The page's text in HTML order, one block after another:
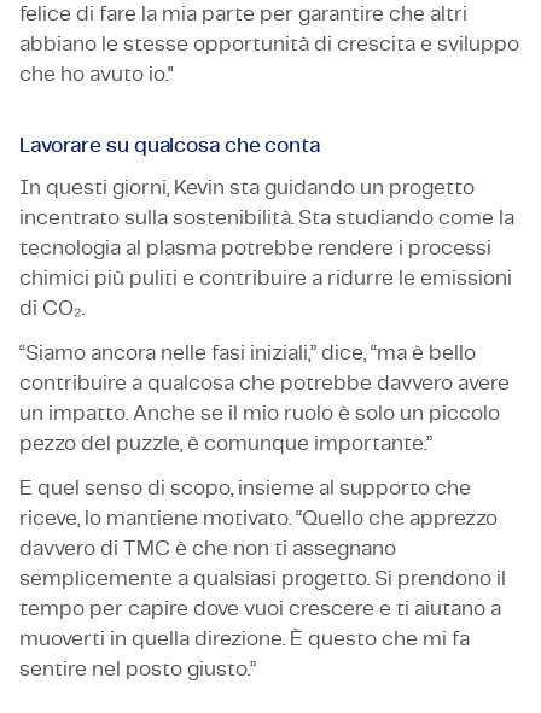
felice di fare la mia parte per garantire che altri
abbiano le stesse opportunità di crescita e sviluppo
che ho avuto io."
Lavorare su qualcosa che conta
In questi giorni, Kevin sta guidando un progetto
incentrato sulla sostenibilità. Sta studiando come la
tecnologia al plasma potrebbe rendere i processi
chimici più puliti e contribuire a ridurre le emissioni
di CO₂.
“Siamo ancora nelle fasi iniziali,” dice, “ma è bello
contribuire a qualcosa che potrebbe davvero avere
un impatto. Anche se il mio ruolo è solo un piccolo
pezzo del puzzle, è comunque importante.”
E quel senso di scopo, insieme al supporto che
riceve, lo mantiene motivato. “Quello che apprezzo
davvero di TMC è che non ti assegnano
semplicemente a qualsiasi progetto. Si prendono il
tempo per capire dove vuoi crescere e ti aiutano a
muoverti in quella direzione. È questo che mi fa
sentire nel posto giusto.”